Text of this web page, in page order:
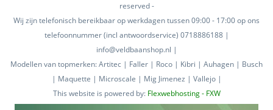
reserved -
Wij zijn telefonisch bereikbaar op werkdagen tussen 09:00 - 17:00 op ons
telefoonnummer (incl antwoordservice) 0718886188 |
info@veldbaanshop.nl |
Modellen van topmerken: Artitec | Faller | Roco | Kibri | Auhagen | Busch
| Maquette | Microscale | Mig Jimenez | Vallejo |
This website is powered by: Flexwebhosting - FXW